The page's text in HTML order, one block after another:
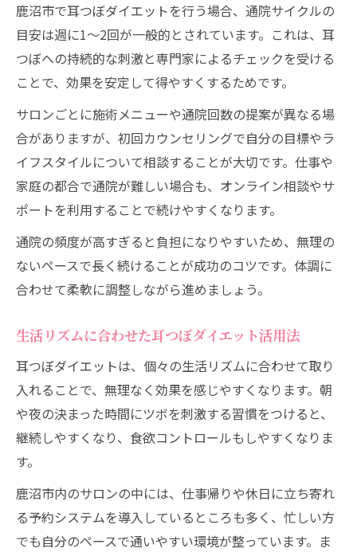
鹿沼市で耳つぼダイエットを行う場合、通院サイクルの
目安は週に1～2回が一般的とされています。これは、耳
つぼへの持続的な刺激と専門家によるチェックを受ける
ことで、効果を安定して得やすくするためです。
サロンごとに施術メニューや通院回数の提案が異なる場
合がありますが、初回カウンセリングで自分の目標やラ
イフスタイルについて相談することが大切です。仕事や
家庭の都合で通院が難しい場合も、オンライン相談やサ
ポートを利用することで続けやすくなります。
通院の頻度が高すぎると負担になりやすいため、無理の
ないペースで長く続けることが成功のコツです。体調に
合わせて柔軟に調整しながら進めましょう。
生活リズムに合わせた耳つぼダイエット活用法
耳つぼダイエットは、個々の生活リズムに合わせて取り
入れることで、無理なく効果を感じやすくなります。朝
や夜の決まった時間にツボを刺激する習慣をつけると、
継続しやすくなり、食欲コントロールもしやすくなりま
す。
鹿沼市内のサロンの中には、仕事帰りや休日に立ち寄れ
る予約システムを導入しているところも多く、忙しい方
でも自分のペースで通いやすい環境が整っています。ま